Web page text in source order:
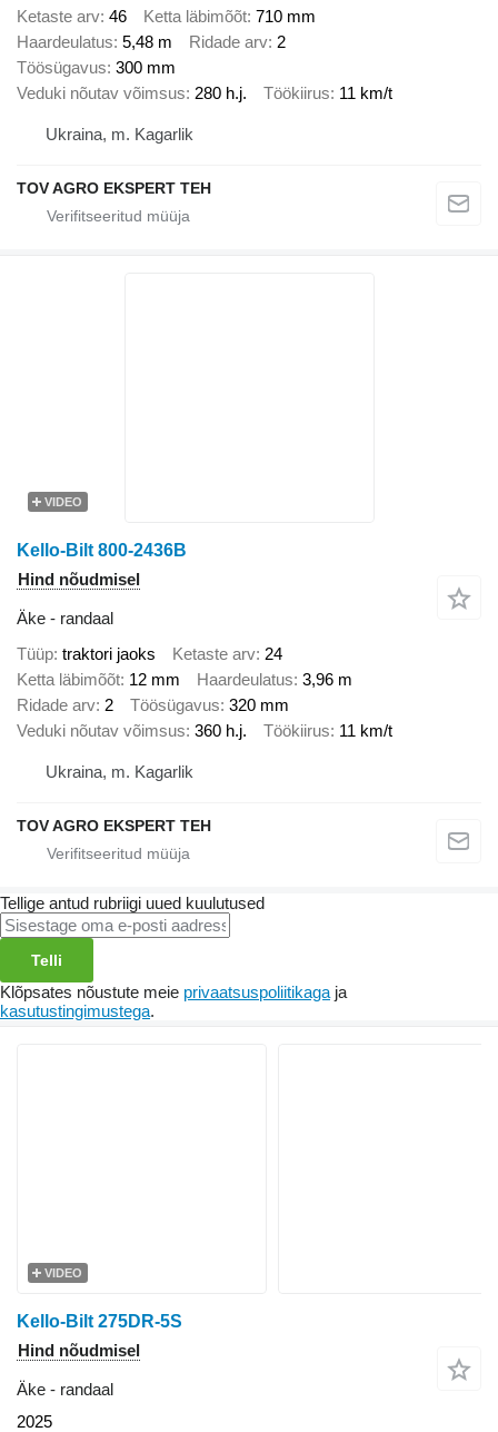
Ketaste arv 46 Ketta läbimõõt 710 mm
Haardeulatus 5,48 m Ridade arv 2
Töösügavus 300 mm
Veduki nõutav võimsus 280 h.j. Töökiirus 11 km/t
Ukraina, m. Kagarlik
TOV AGRO EKSPERT TEH
VIDEO
Kello-Bilt 800-2436B
Hind nõudmisel
Äke - randaal
Tüüp traktori jaoks Ketaste arv 24
Ketta läbimõõt 12 mm Haardeulatus 3,96 m
Ridade arv 2 Töösügavus 320 mm
Veduki nõutav võimsus 360 h.j. Töökiirus 11 km/t
Ukraina, m. Kagarlik
TOV AGRO EKSPERT TEH
Tellige antud rubriigi uued kuulutused
Telli
Klõpsates nõustute meie privaatsuspoliitikaga ja
kasutustingimustega.
VIDEO
Kello-Bilt 275DR-5S
Hind nõudmisel
Äke - randaal
2025